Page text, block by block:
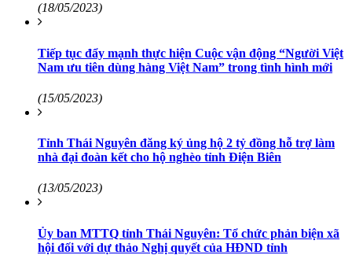
(18/05/2023)
Tiếp tục đẩy mạnh thực hiện Cuộc vận động “Người Việt
Nam ưu tiên dùng hàng Việt Nam” trong tình hình mới
(15/05/2023)
Tỉnh Thái Nguyên đăng ký ủng hộ 2 tỷ đồng hỗ trợ làm
nhà đại đoàn kết cho hộ nghèo tỉnh Điện Biên
(13/05/2023)
Ủy ban MTTQ tỉnh Thái Nguyên: Tổ chức phản biện xã
hội đối với dự thảo Nghị quyết của HĐND tỉnh